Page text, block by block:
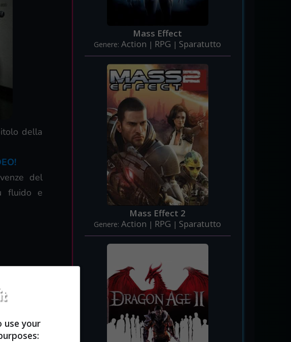
della
del
fluido e
Mass Effect
Genere:Action | RPG | Sparatutto
Mass Effect 2
Genere:Action | RPG | Sparatutto
use your